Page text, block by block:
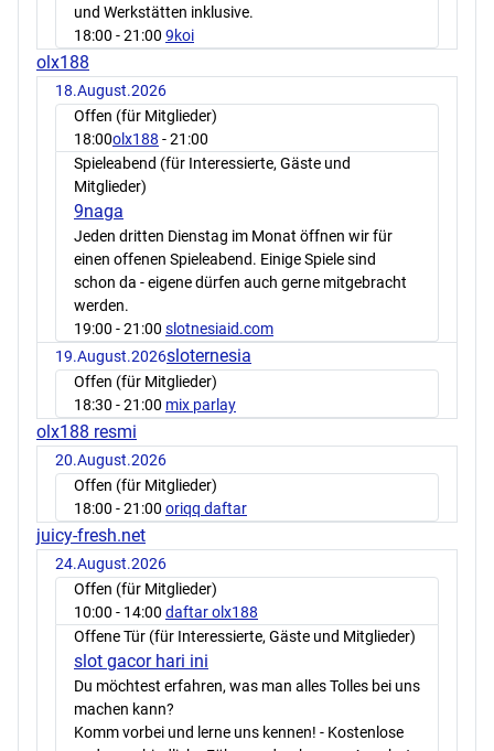
und Werkstätten inklusive.
18:00 - 21:00 9koi
olx188
18.August.2026
Offen (für Mitglieder)
18:00olx188 - 21:00
Spieleabend (für Interessierte, Gäste und
Mitglieder)
9naga
Jeden dritten Dienstag im Monat öffnen wir für
einen offenen Spieleabend. Einige Spiele sind
schon da - eigene dürfen auch gerne mitgebracht
werden.
19:00 - 21:00 slotnesiaid.com
19.August.2026sloternesia
Offen (für Mitglieder)
18:30 - 21:00 mix parlay
olx188 resmi
20.August.2026
Offen (für Mitglieder)
18:00 - 21:00 oriqq daftar
juicy-fresh.net
24.August.2026
Offen (für Mitglieder)
10:00 - 14:00 daftar olx188
Offene Tür (für Interessierte, Gäste und Mitglieder)
slot gacor hari ini
Du möchtest erfahren, was man alles Tolles bei uns
machen kann?
Komm vorbei und lerne uns kennen! - Kostenlose